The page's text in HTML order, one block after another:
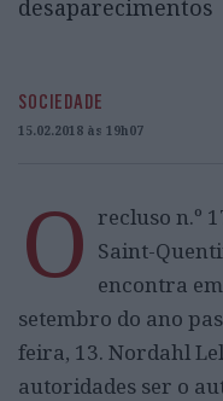
desaparecimentos
SOCIEDADE
15.02.2018 às 19h07
O recluso n.º
Saint-
encontra
setembro do ano
feira, 13. Nordahl
autoridades ser o